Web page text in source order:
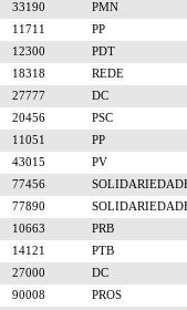
33190
PMN
11711
PP
12300
PDT
18318
REDE
27777
DC
20456
PSC
11051
PP
43015
PV
77456
77890
10663
PRB
14121
PTB
27000
DC
90008
PROS